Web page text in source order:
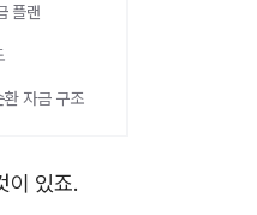
플랜
자금 구조
이 있죠.